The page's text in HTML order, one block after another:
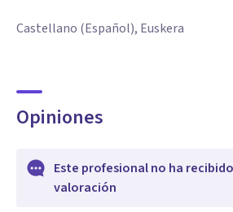
Castellano (Español), Euskera
Opiniones
Este profesional no ha
valoración